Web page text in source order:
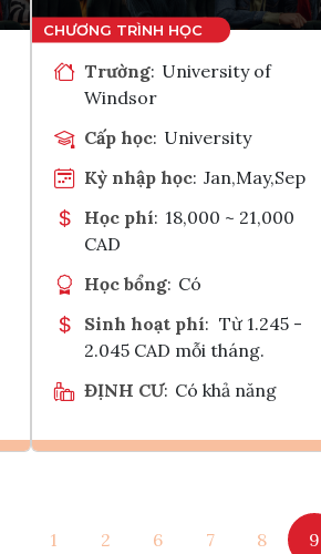
Trường: University of
Windsor
Cấp học: University
Kỳ nhập học: Jan,May,Sep
Học phí: 18,000 ~ 21,000
CAD
Học bổng: Có
Sinh hoạt phí: Từ 1.245 -
2.045 CAD mỗi tháng.
ĐỊNH CƯ: Có khả năng
Tham vấn Interlink
1 2 6 7 8 9